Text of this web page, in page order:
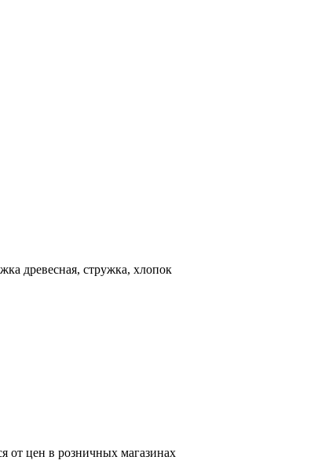
древесная, стружка, хлопок
от цен в розничных магазинах